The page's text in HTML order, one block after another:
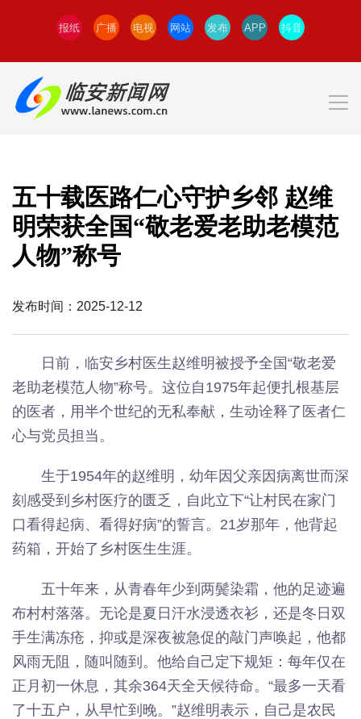
报纸 广播 电视 网站 发布 APP 抖音
五十载医路仁心守护乡邻 赵维
明荣获全国“敬老爱老助老模范
人物”称号
发布时间：2025-12-12
日前，临安乡村医生赵维明被授予全国“敬老爱
老助老模范人物”称号。这位自1975年起便扎根基层
的医者，用半个世纪的无私奉献，生动诠释了医者仁
心与党员担当。
生于1954年的赵维明，幼年因父亲因病离世而深
刻感受到乡村医疗的匮乏，自此立下“让村民在家门
口看得起病、看得好病”的誓言。21岁那年，他背起
药箱，开始了乡村医生生涯。
五十年来，从青春年少到两鬓染霜，他的足迹遍
布村村落落。无论是夏日汗水浸透衣衫，还是冬日双
手生满冻疮，抑或是深夜被急促的敲门声唤起，他都
风雨无阻，随叫随到。他给自己定下规矩：每年仅在
正月初一休息，其余364天全天候待命。“最多一天看
了十五户，从早忙到晚。”赵维明表示，自己是农民